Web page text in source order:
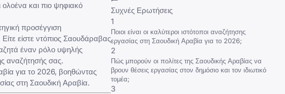
ολοένα και πιο ψηφιακό
προσέγγιση
είστε ντόπιος Σαουδάραβας
έναν ρόλο υψηλής
αναζήτησής σας.
για το 2026, βοηθώντας
στη Σαουδική Αραβία.
Συχνές Ερωτήσεις
1
Ποιοι είναι οι καλύτεροι ιστότοποι αναζήτησης
εργασίας στη Σαουδική Αραβία για το 2026;
2
Πώς μπορούν οι πολίτες της Σαουδικής Αραβίας να
βρουν θέσεις εργασίας στον δημόσιο και τον ιδιωτικό
τομέα;
3